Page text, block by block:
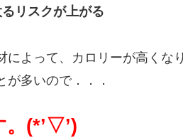
リスクが上がる
によって、カロリーが高くな
多いので．．．
(*’▽’)